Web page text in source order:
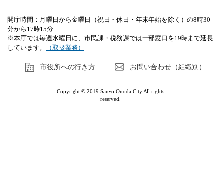
開庁時間：月曜日から金曜日（祝日・休日・年末年始を除く）の8時30
分から17時15分
※本庁では毎週水曜日に、市民課・税務課では一部窓口を19時まで延長
しています。
（取扱業務）
市役所への行き方 お問い合わせ（組織別）
Copyright © 2019 Sanyo Onoda City All rights
reserved.